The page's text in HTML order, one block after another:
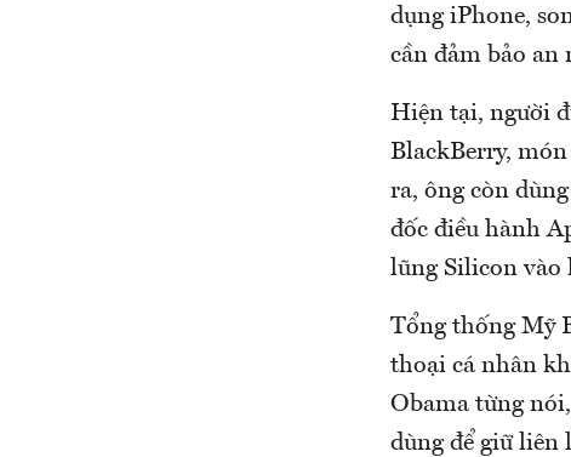
dụng iPhone,
cần đảm bảo an
Hiện tại, người
BlackBerry,
ra, ông còn
đốc điều hành
lũng Silicon vào
Tổng thống Mỹ
thoại cá nhân
Obama từng
dùng để giữ liên